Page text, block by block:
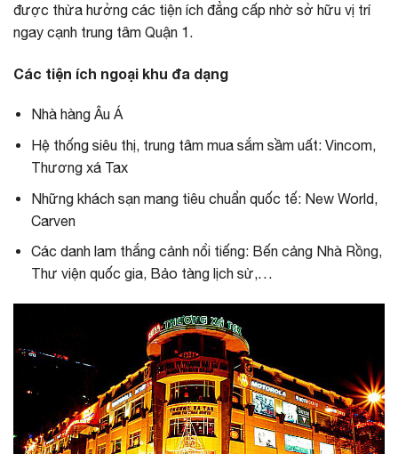
được thừa hưởng các tiện ích đẳng cấp nhờ sở hữu vị trí
ngay cạnh trung tâm Quận 1.
Các tiện ích ngoại khu đa dạng
Nhà hàng Âu Á
Hệ thống siêu thị, trung tâm mua sắm sầm uất: Vincom,
Thương xá Tax
Những khách sạn mang tiêu chuẩn quốc tế: New World,
Carven
Các danh lam thắng cảnh nổi tiếng: Bến cảng Nhà Rồng,
Thư viện quốc gia, Bảo tàng lịch sử,…